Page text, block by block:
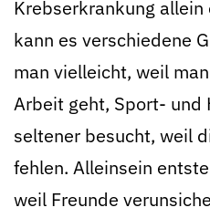
Krebserkrankung allein
kann es verschiedene
man vielleicht, weil
Arbeit geht, Sport- und
seltener besucht, weil
fehlen. Alleinsein
weil Freunde